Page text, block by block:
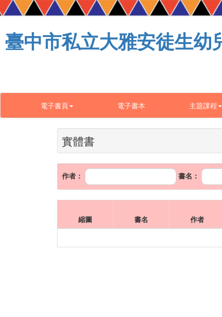
臺中市私立大雅安徒生幼
電子書頁 電子書本 主題課程
實體書
作者： 書名：
縮圖 書名 作者